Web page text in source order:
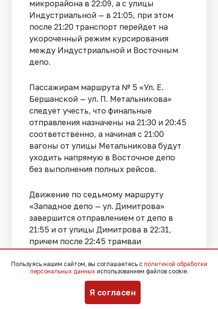
микрорайона в 22:09, а с улицы
Индустриальной — в 21:05, при этом
после 21:20 транспорт перейдет на
укороченный режим курсирования
между Индустриальной и Восточным
депо.
Пассажирам маршрута № 5 «Ул. Е.
Бершанской — ул. П. Метальникова»
следует учесть, что финальные
отправления назначены на 21:30 и 20:45
соответственно, а начиная с 21:00
вагоны от улицы Метальникова будут
уходить напрямую в Восточное депо
без выполнения полных рейсов.
Движение по седьмому маршруту
«Западное депо — ул. Димитрова»
завершится отправлением от депо в
21:55 и от улицы Димитрова в 22:31,
причем после 22:45 трамваи
Титаровской, минуя привычный заезд
на улицу Стасова.
Для восьмого маршрута
Пользуясь нашим сайтом, вы соглашаетесь с политикой обработки
персональных данных использованием файлов cookie.
Я согласен